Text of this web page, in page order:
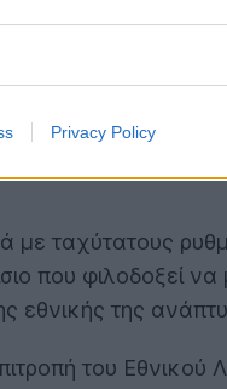
Privacy Policy
με ταχύτατους
που φιλοδοξεί
εθνικής της
του Εθνικού